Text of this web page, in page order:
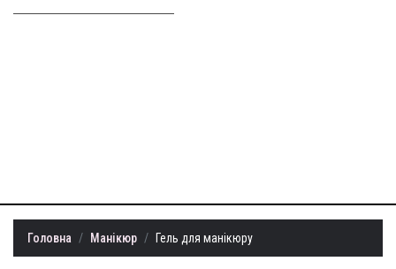
Головна Манікюр Гель для манікюру